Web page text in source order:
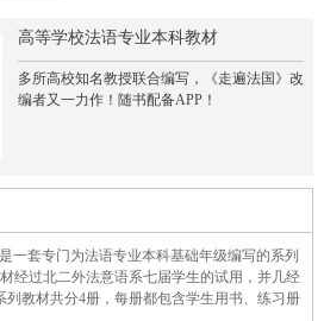
高等学校法语专业本科教材
多所高校知名教授联合编写，《走遍法国》改
编者又一力作！随书配备APP！
一套专门为法语专业本科基础年级编写的系列
经过北二外法意语系七届学生的试用，并几经
列教材共分4册，每册都包含学生用书、练习册